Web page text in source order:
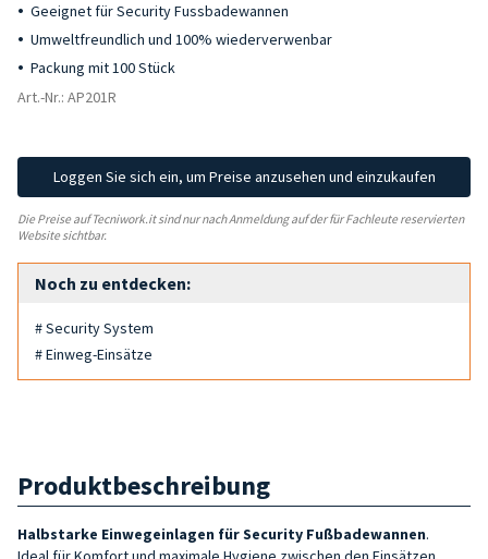
Geeignet für Security Fussbadewannen
Umweltfreundlich und 100% wiederverwenbar
Packung mit 100 Stück
Art.-Nr.: AP201R
Loggen Sie sich ein, um Preise anzusehen und einzukaufen
Die Preise auf Tecniwork.it sind nur nach Anmeldung auf der für Fachleute reservierten
Website sichtbar.
Noch zu entdecken:
# Security System
# Einweg-Einsätze
Produktbeschreibung
Halbstarke Einwegeinlagen für Security Fußbadewannen.